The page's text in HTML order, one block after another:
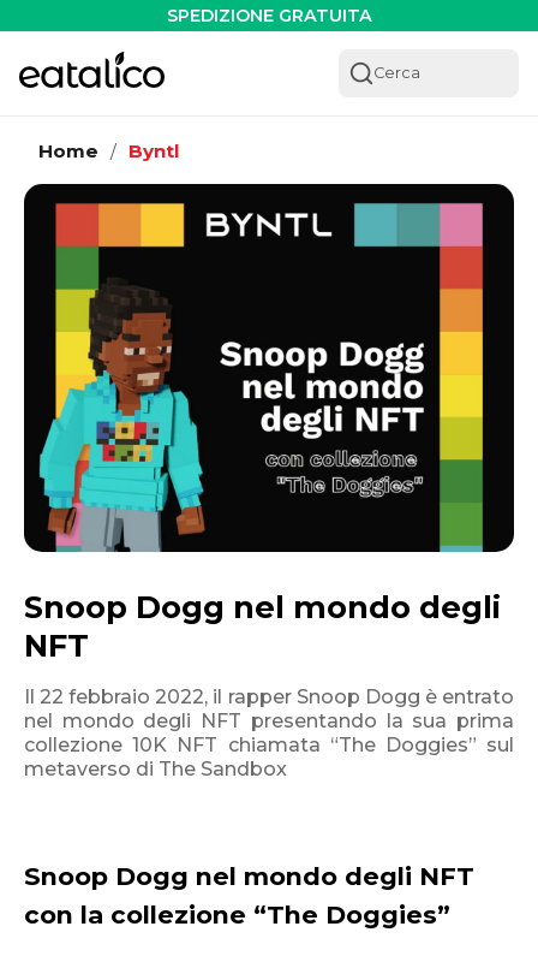
SPEDIZIONE GRATUITA
Cerca
Home / Byntl
Snoop Dogg nel mondo degli
NFT
Il 22 febbraio 2022, il rapper Snoop Dogg è entrato
nel mondo degli NFT presentando la sua prima
collezione 10K NFT chiamata “The Doggies” sul
metaverso di The Sandbox
Snoop Dogg nel mondo degli NFT
con la collezione “The Doggies”